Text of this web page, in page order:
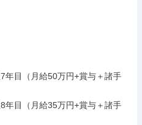
年目（月給50万円+賞与＋諸手
年目（月給35万円+賞与＋諸手